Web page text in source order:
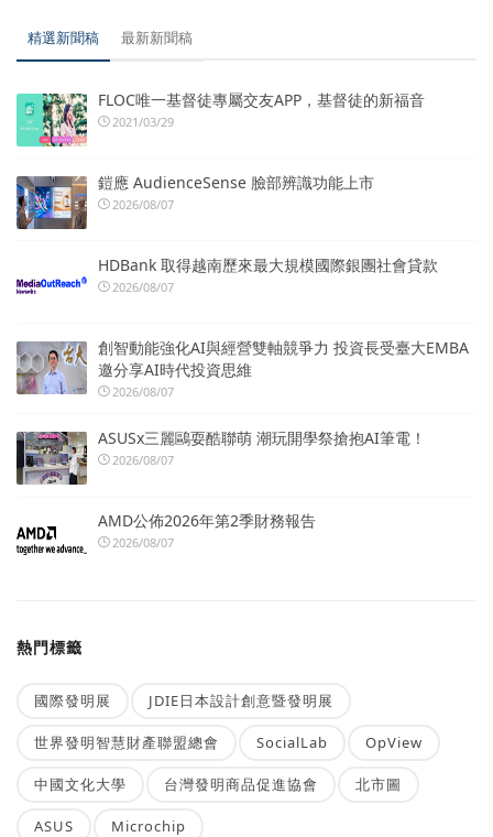
精選新聞稿 最新新聞稿
FLOC唯一基督徒專屬交友APP，基督徒的新福音
2021/03/29
鎧應 AudienceSense 臉部辨識功能上市
2026/08/07
HDBank 取得越南歷來最大規模國際銀團社會貸款
2026/08/07
創智動能強化AI與經營雙軸競爭力 投資長受臺大EMBA
邀分享AI時代投資思維
2026/08/07
ASUSx三麗鷗耍酷聯萌 潮玩開學祭搶抱AI筆電！
2026/08/07
AMD公佈2026年第2季財務報告
2026/08/07
熱門標籤
國際發明展 JDIE日本設計創意暨發明展
世界發明智慧財產聯盟總會 SocialLab OpView
中國文化大學 台灣發明商品促進協會 北市圖
ASUS Microchip